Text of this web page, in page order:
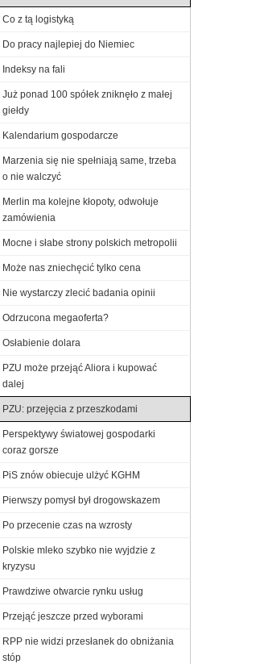
Co z tą logistyką
Do pracy najlepiej do Niemiec
Indeksy na fali
Już ponad 100 spółek zniknęło z małej
giełdy
Kalendarium gospodarcze
Marzenia się nie spełniają same, trzeba
o nie walczyć
Merlin ma kolejne kłopoty, odwołuje
zamówienia
Mocne i słabe strony polskich metropolii
Może nas zniechęcić tylko cena
Nie wystarczy zlecić badania opinii
Odrzucona megaoferta?
Osłabienie dolara
PZU może przejąć Aliora i kupować
dalej
PZU: przejęcia z przeszkodami
Perspektywy światowej gospodarki
coraz gorsze
PiS znów obiecuje ulżyć KGHM
Pierwszy pomysł był drogowskazem
Po przecenie czas na wzrosty
Polskie mleko szybko nie wyjdzie z
kryzysu
Prawdziwe otwarcie rynku usług
Przejąć jeszcze przed wyborami
RPP nie widzi przesłanek do obniżania
stóp